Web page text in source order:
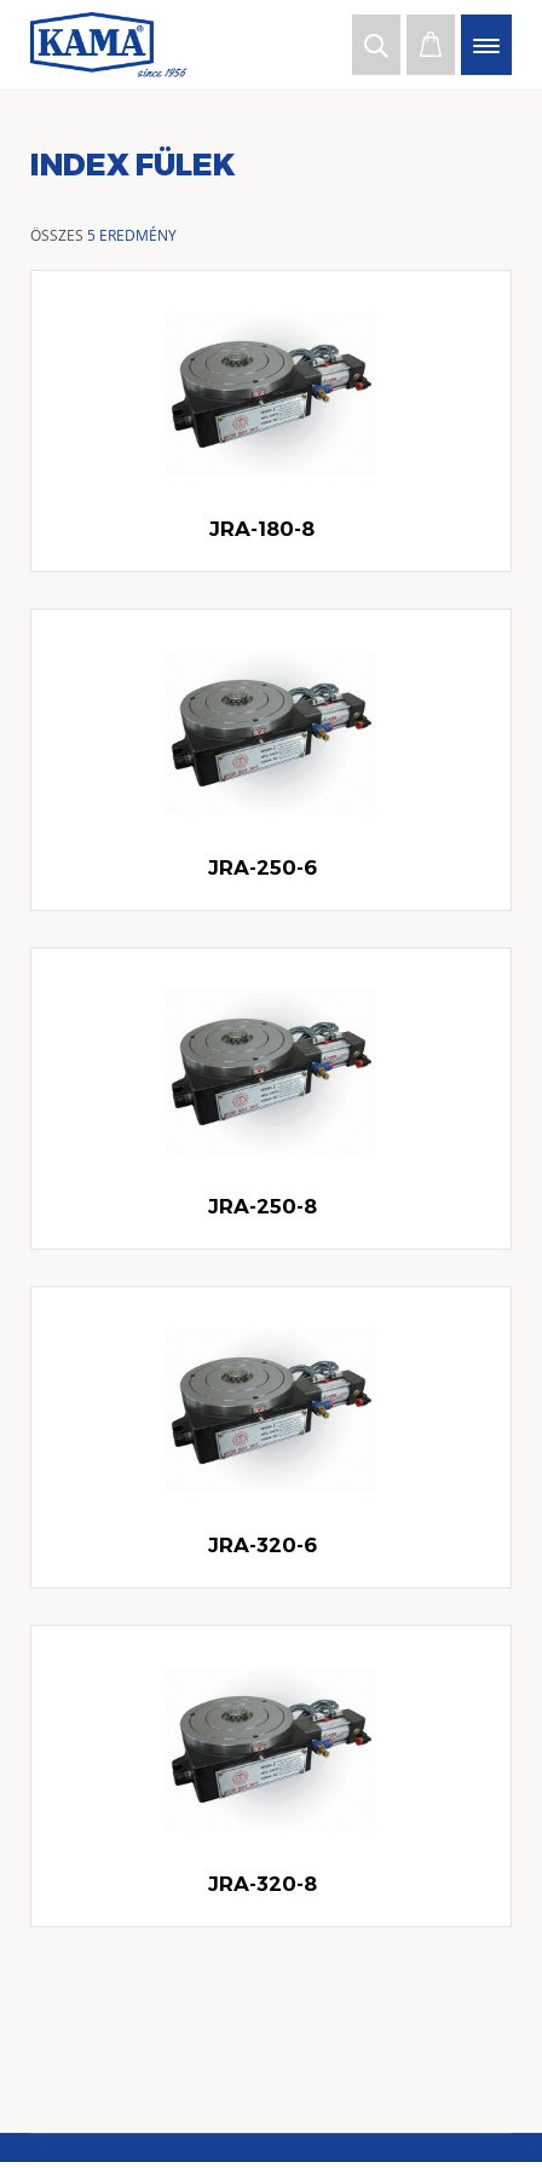
INDEX FÜLEK
ÖSSZES 5 EREDMÉNY
JRA-180-8
JRA-250-6
JRA-250-8
JRA-320-6
JRA-320-8